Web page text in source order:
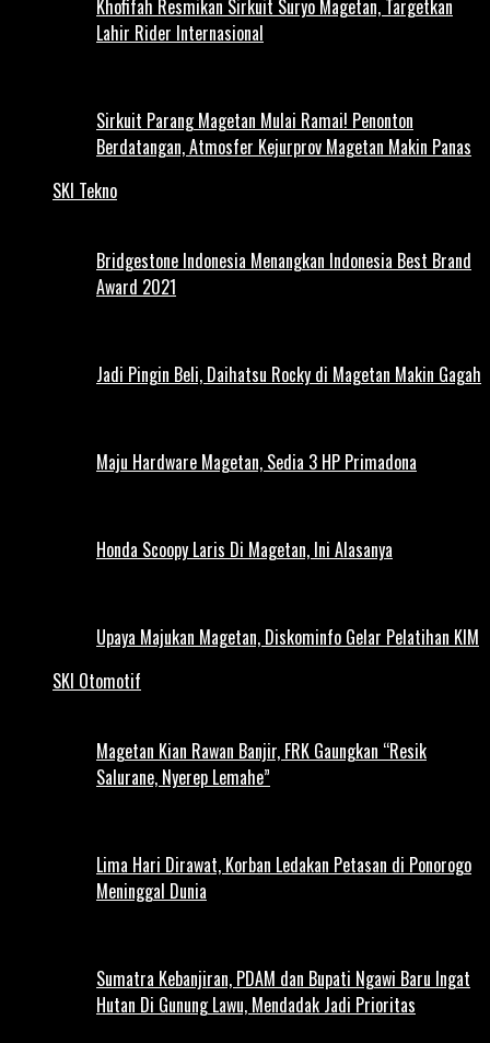
Khofifah Resmikan Sirkuit Suryo Magetan, Targetkan
Lahir Rider Internasional
Sirkuit Parang Magetan Mulai Ramai! Penonton
Berdatangan, Atmosfer Kejurprov Magetan Makin Panas
SKI Tekno
Bridgestone Indonesia Menangkan Indonesia Best Brand
Award 2021
Jadi Pingin Beli, Daihatsu Rocky di Magetan Makin Gagah
Maju Hardware Magetan, Sedia 3 HP Primadona
Honda Scoopy Laris Di Magetan, Ini Alasanya
Upaya Majukan Magetan, Diskominfo Gelar Pelatihan KIM
SKI Otomotif
Magetan Kian Rawan Banjir, FRK Gaungkan “Resik
Salurane, Nyerep Lemahe”
Lima Hari Dirawat, Korban Ledakan Petasan di Ponorogo
Meninggal Dunia
Sumatra Kebanjiran, PDAM dan Bupati Ngawi Baru Ingat
Hutan Di Gunung Lawu, Mendadak Jadi Prioritas